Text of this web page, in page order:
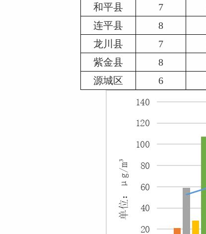
和平县
7
连平县
8
龙川县
7
紫金县
8
源城区
6